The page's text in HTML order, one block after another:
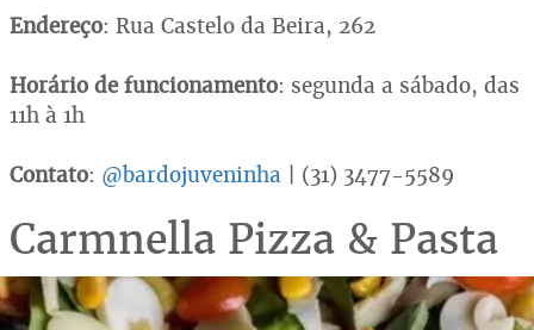
Endereço: Rua Castelo da Beira, 262
Horário de funcionamento: segunda a sábado, das
11h à 1h
Contato: @bardojuveninha | (31) 3477-5589
Carmnella Pizza & Pasta